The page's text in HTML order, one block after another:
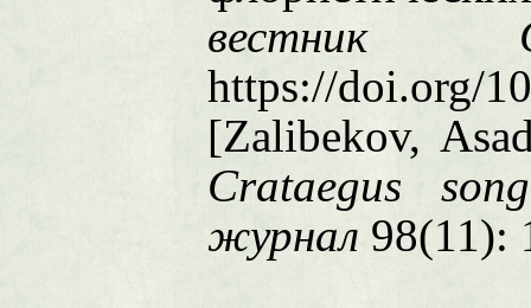
вестник
https://doi.org/
[Zalibekov,
Crataegus
журнал 98(11):